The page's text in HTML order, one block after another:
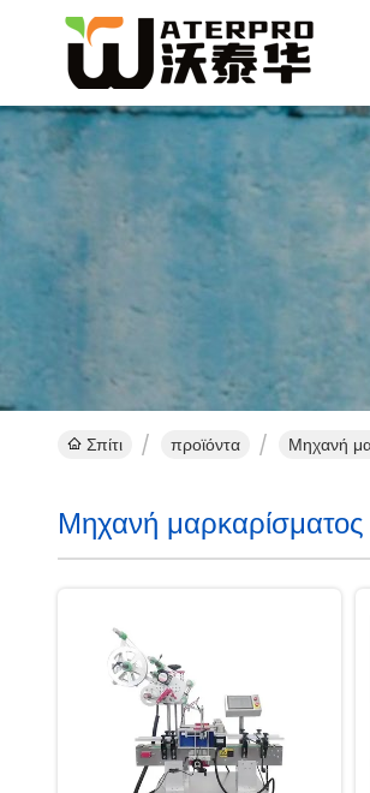
Σπίτι προϊόντα Μηχανή
Μηχανή